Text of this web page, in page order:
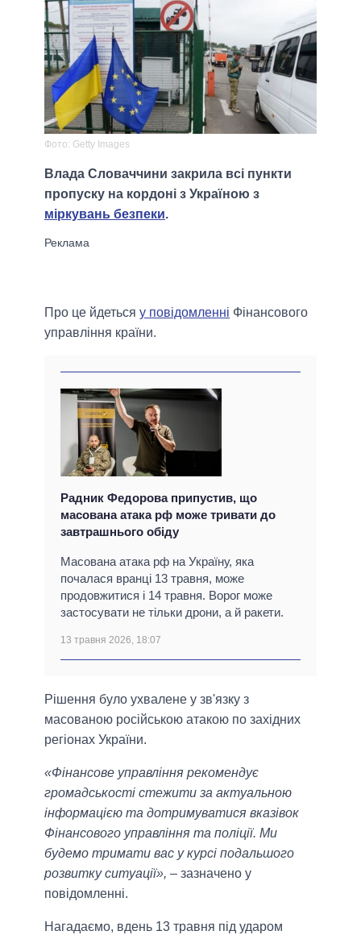
Фото: Getty Images
Влада Словаччини закрила всі пункти
пропуску на кордоні з Україною з
міркувань безпеки.
Про це йдеться у повідомленні Фінансового
управління країни.
Радник Федорова припустив, що
масована атака рф може тривати до
завтрашнього обіду
Масована атака рф на Україну, яка
почалася вранці 13 травня, може
продовжитися і 14 травня. Ворог може
застосувати не тільки дрони, а й ракети.
13 травня 2026, 18:07
Рішення було ухвалене у зв'язку з
масованою російською атакою по західних
регіонах України.
«Фінансове управління рекомендує
громадськості стежити за актуальною
інформацією та дотримуватися вказівок
Фінансового управління та поліції. Ми
будемо тримати вас у курсі подальшого
розвитку ситуації», – зазначено у
повідомленні.
Нагадаємо, вдень 13 травня під ударом